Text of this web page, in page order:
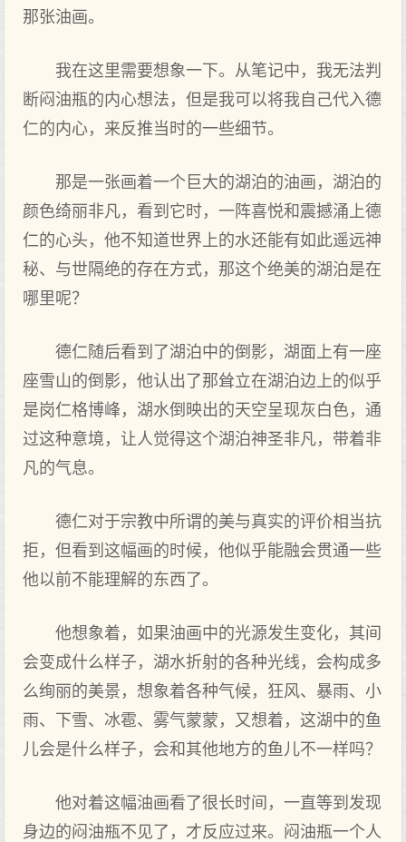
那张油画。
我在这里需要想象一下。从笔记中，我无法判
断闷油瓶的内心想法，但是我可以将我自己代入德
仁的内心，来反推当时的一些细节。
那是一张画着一个巨大的湖泊的油画，湖泊的
颜色绮丽非凡，看到它时，一阵喜悦和震撼涌上德
仁的心头，他不知道世界上的水还能有如此遥远神
秘、与世隔绝的存在方式，那这个绝美的湖泊是在
哪里呢？
德仁随后看到了湖泊中的倒影，湖面上有一座
座雪山的倒影，他认出了那耸立在湖泊边上的似乎
是岗仁格博峰，湖水倒映出的天空呈现灰白色，通
过这种意境，让人觉得这个湖泊神圣非凡，带着非
凡的气息。
德仁对于宗教中所谓的美与真实的评价相当抗
拒，但看到这幅画的时候，他似乎能融会贯通一些
他以前不能理解的东西了。
他想象着，如果油画中的光源发生变化，其间
会变成什么样子，湖水折射的各种光线，会构成多
么绚丽的美景，想象着各种气候，狂风、暴雨、小
雨、下雪、冰雹、雾气蒙蒙，又想着，这湖中的鱼
儿会是什么样子，会和其他地方的鱼儿不一样吗？
他对着这幅油画看了很长时间，一直等到发现
身边的闷油瓶不见了，才反应过来。闷油瓶一个人